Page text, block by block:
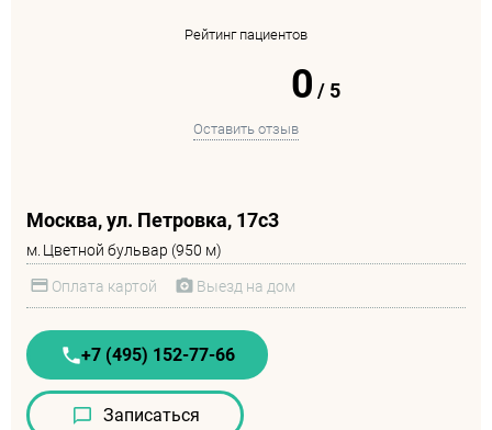
Рейтинг пациентов
0 / 5
Оставить отзыв
Москва, ул. Петровка, 17с3
м. Цветной бульвар (950 м)
Оплата картой Выезд на дом
+7 (495) 152-77-66
Записаться